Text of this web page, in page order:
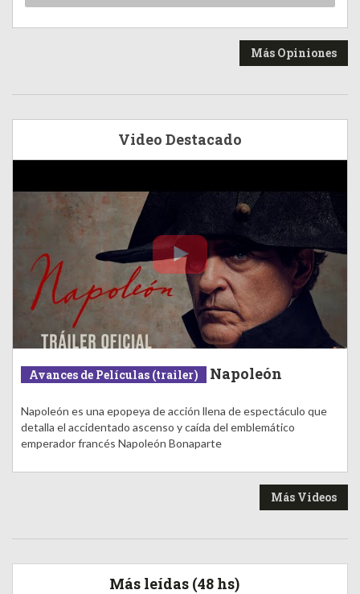
Más Opiniones
Video Destacado
Avances de Películas (trailer) Napoleón
Napoleón es una epopeya de acción llena de espectáculo que
detalla el accidentado ascenso y caída del emblemático
emperador francés Napoleón Bonaparte
Más Videos
Más leídas (48 hs)